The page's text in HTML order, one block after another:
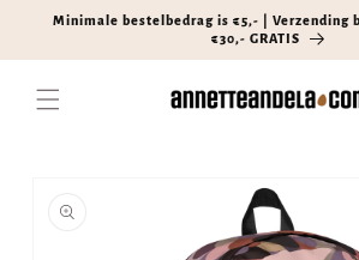
naar de
Minimale bestelbedrag is €5,- | Verzending
€30,- GRATIS